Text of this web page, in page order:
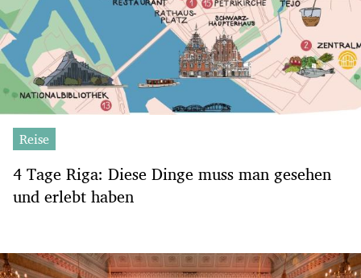
Reise
4 Tage Riga: Diese Dinge muss man gesehen
und erlebt haben